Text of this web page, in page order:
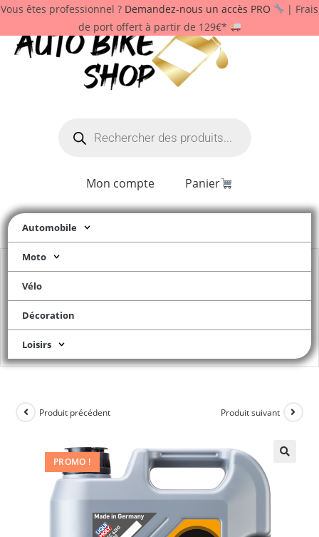
Vous êtes professionnel ? Demandez-nous un accès PRO
| Frais
de port offert à partir de 129€*
Mon compte Panier
Automobile
Moto
Vélo
Décoration
Loisirs
PROMO !
Produit précédent Produit suivant